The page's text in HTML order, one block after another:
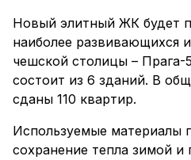
Новый элитный ЖК будет
наиболее развивающихся
чешской столицы – Прага-
состоит из 6 зданий. В
сданы 110 квартир.
Используемые материалы
сохранение тепла зимой